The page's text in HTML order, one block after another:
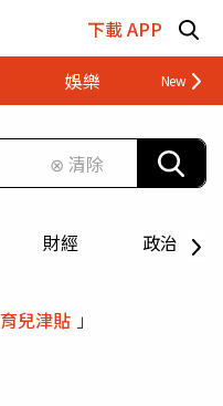
下載 APP
娛樂 財經
⊗ 清除
財經 政治
育兒津貼 」